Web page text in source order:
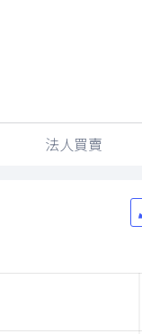
法人買賣